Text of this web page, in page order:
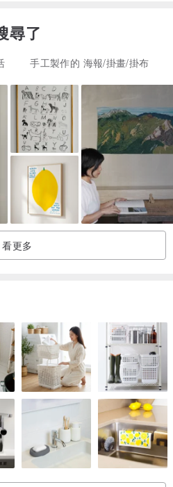
設計示例，但不包括框架！
器而異，但我保證顏色鮮豔。
箱中運輸。我會盡一切努力讓這幅
Pinkoi收到我的電子郵件，其中包含
尋了
手工製作的 海報/掛畫/掛布
看更多